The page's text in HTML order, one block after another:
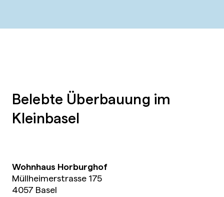
Belebte Überbauung im
Kleinbasel
Wohnhaus Horburghof
Müllheimerstrasse 175
4057 Basel